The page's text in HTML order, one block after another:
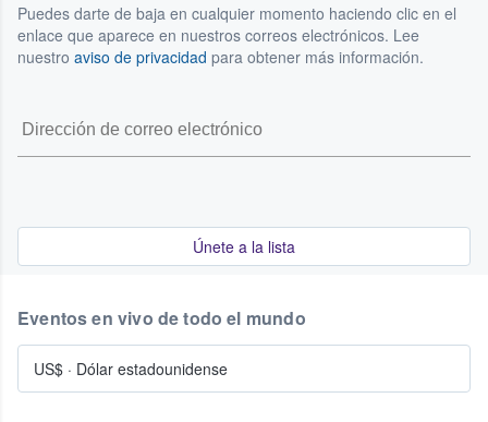
Puedes darte de baja en cualquier momento haciendo clic en el
enlace que aparece en nuestros correos electrónicos. Lee
nuestro aviso de privacidad para obtener más información.
Únete a la lista
Eventos en vivo de todo el mundo
US$ · Dólar estadounidense